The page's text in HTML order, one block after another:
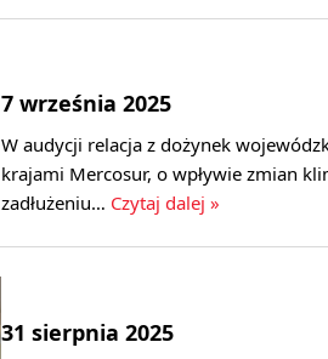
7 września 2025
W audycji relacja z dożynek
krajami Mercosur, o wpływie zmian
zadłużeniu… Czytaj dalej »
31 sierpnia 2025